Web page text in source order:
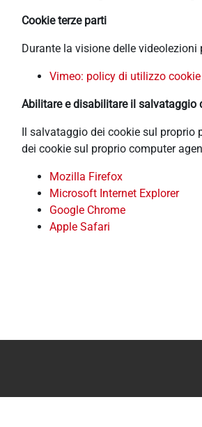
Cookie terze parti
Durante la visione delle
Vimeo: policy di utilizzo cookie
Abilitare e disabilitare il salvataggio
Il salvataggio dei cookie sul proprio
dei cookie sul proprio computer
Mozilla Firefox
Microsoft Internet Explorer
Google Chrome
Apple Safari